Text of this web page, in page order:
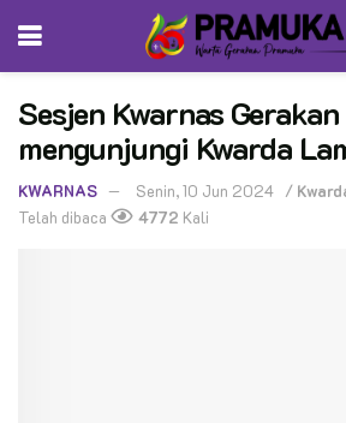
Sesjen Kwarnas
mengunjungi Kwarda
KWARNAS Senin, 10 Jun 2024 /
Telah dibaca
4772 Kali